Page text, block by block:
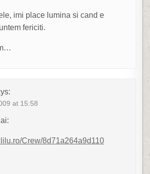
imi place lumina si cand e
fericiti.
at 15:58
Crew/8d71a264a9d110